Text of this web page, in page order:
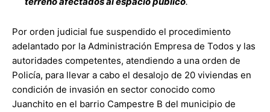
Por orden judicial fue suspendido el procedimiento
adelantado por la Administración Empresa de Todos y las
autoridades competentes, atendiendo a una orden de
Policía, para llevar a cabo el desalojo de 20 viviendas en
condición de invasión en sector conocido como
Juanchito en el barrio Campestre B del municipio de